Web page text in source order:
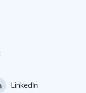
LinkedIn